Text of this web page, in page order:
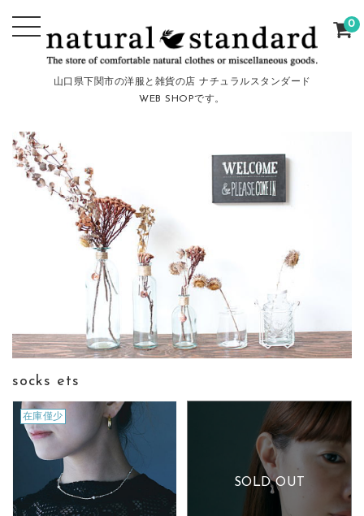
山口県下関市の洋服と雑貨の店 ナチュラルスタンダード
WEB SHOPです。
0
socks ets
在庫僅少
SOLD OUT